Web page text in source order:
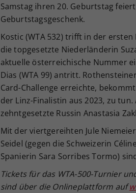
Samstag ihren 20. Geburtstag
Geburtstagsgeschenk.
Kostic (WTA 532) trifft in der
die topgesetzte Niederländerin
aktuelle österreichische Nummer
Dias (WTA 99) antritt.
Card-Challenge erreichte,
der Linz-Finalistin aus 2023, zu
zehntgesetzte Russin Anastasia
Mit der viertgereihten Jule
Seidel (gegen die Schweizerin
Spanierin Sara Sorribes Tormo)
Tickets für das WTA-500-Turnier
sind über die Onlineplattform auf